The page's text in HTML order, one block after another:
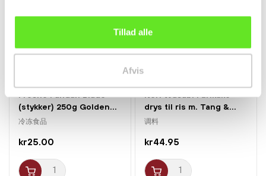
Tillad alle
Afvis
Frosne Pandan Blade
(stykker) 250g Golden...
冷冻食品
kr25.00
Nori Wasabi Furikake
drys til ris m. Tang &...
调料
kr44.95